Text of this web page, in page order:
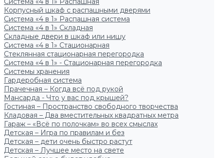
Корпусный шкаф с распашными дверями
Система «4 в 1» Распашная система
Система «4 в 1» Складная
Складные двери в шкаф или нишу
Система «4 в 1» Стационарная
Стеклянная стационарная перегородка
Система «4 в 1» - Стационарная перегородка
Системы хранения
Гардеробная система
Прачечная – Когда всё под рукой
Мансарда - Что у вас под крышей?
Гостиная – Пространство свободного творчества
Кладовая – Два вместительных квадратных метра
Гараж – «Всё по полочкам» во всех смыслах
Детская – Игра по правилам и без
Детская – дети очень быстро растут
Детская – Лучшее место на свете